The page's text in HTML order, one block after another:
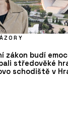
zákon budí
středověké
schodiště v